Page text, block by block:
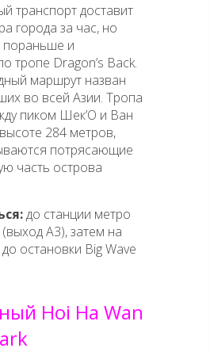
транспорт доставит
города за час, но
пораньше и
тропе Dragon’s Back.
маршрут назван
во всей Азии. Тропа
пиком Шек’О и Ван
284 метров,
потрясающие
часть острова
до станции метро
A3), затем на
остановки Big Wave
Hoi Ha Wan